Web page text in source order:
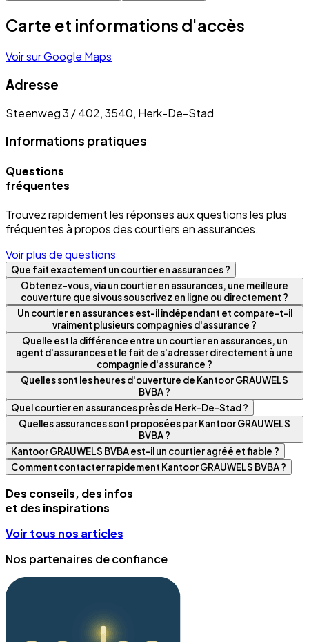
Carte et informations d'accès
Voir sur Google Maps
Adresse
Steenweg 3 / 402, 3540, Herk-De-Stad
Informations pratiques
Questions
fréquentes
Trouvez rapidement les réponses aux questions les plus
fréquentes à propos des courtiers en assurances.
Voir plus de questions
Que fait exactement un courtier en assurances ?
Obtenez-vous, via un courtier en assurances, une meilleure
couverture que si vous souscrivez en ligne ou directement ?
Un courtier en assurances est-il indépendant et compare-t-il
vraiment plusieurs compagnies d'assurance ?
Quelle est la différence entre un courtier en assurances, un
agent d'assurances et le fait de s'adresser directement à une
compagnie d'assurance ?
Quelles sont les heures d'ouverture de Kantoor GRAUWELS
BVBA ?
Quel courtier en assurances près de Herk-De-Stad ?
Quelles assurances sont proposées par Kantoor GRAUWELS
BVBA ?
Kantoor GRAUWELS BVBA est-il un courtier agréé et fiable ?
Comment contacter rapidement Kantoor GRAUWELS BVBA ?
Des conseils, des infos
et des inspirations
Voir tous nos articles
Nos partenaires de confiance